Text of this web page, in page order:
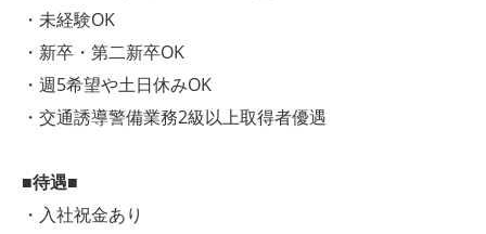
・未経験OK
・新卒・第二新卒OK
・週5希望や土日休みOK
・交通誘導警備業務2級以上取得者優遇
■待遇■
・入社祝金あり